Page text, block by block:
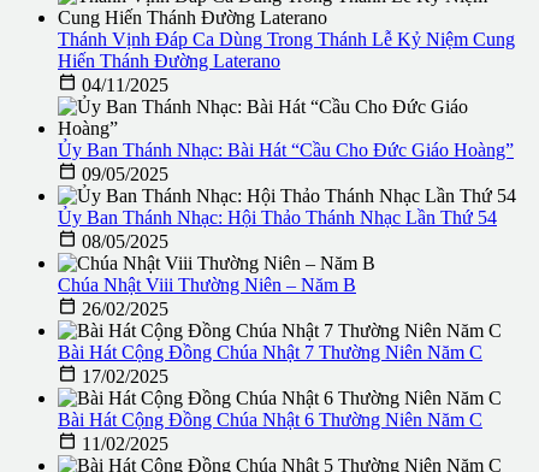
Thánh Vịnh Đáp Ca Dùng Trong Thánh Lễ Kỷ Niệm Cung
Hiến Thánh Đường Laterano
 04/11/2025
Ủy Ban Thánh Nhạc: Bài Hát “Cầu Cho Đức Giáo Hoàng”
 09/05/2025
Ủy Ban Thánh Nhạc: Hội Thảo Thánh Nhạc Lần Thứ 54
 08/05/2025
Chúa Nhật Viii Thường Niên – Năm B
 26/02/2025
Bài Hát Cộng Đồng Chúa Nhật 7 Thường Niên Năm C
 17/02/2025
Bài Hát Cộng Đồng Chúa Nhật 6 Thường Niên Năm C
 11/02/2025